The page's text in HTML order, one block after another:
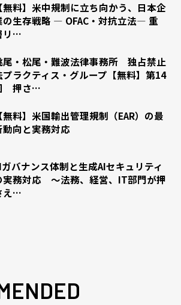
【無料】米中規制に立ち向かう、日本企
の生存戦略 ― OFAC・対抗立法― 重
リ…
尾・松尾・難波法律事務所 独占禁止
プラクティス・グループ【無料】第14
押さ…
【無料】米国輸出管理規制（EAR）の最
動向と実務対応
ガバナンス体制と生成AIセキュリティ
実務対応 〜法務、経営、IT部門が押
え…